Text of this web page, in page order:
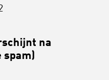
na
spam)